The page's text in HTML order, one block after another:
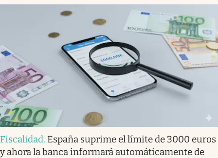
Fiscalidad. España suprime el límite de 3000 euros
y ahora la banca informará automáticamente de